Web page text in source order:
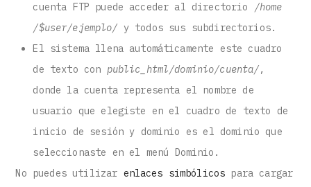
cuenta FTP puede acceder al directorio
/home
/$user/ejemplo/ y todos sus subdirectorios.
El sistema llena automáticamente este cuadro
de texto con public_html/dominio/cuenta/,
donde la cuenta representa el nombre de
usuario que elegiste en el cuadro de texto de
inicio de sesión y dominio es el dominio que
seleccionaste en el menú Dominio.
No puedes utilizar enlaces simbólicos para cargar